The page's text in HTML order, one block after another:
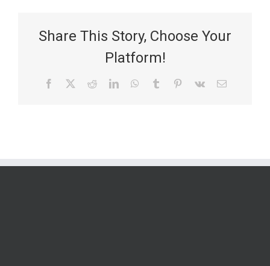
Share This Story, Choose Your
Platform!
Facebook RedditLinkedInWhatsApp
Tumblr Pinterest
Vk Email